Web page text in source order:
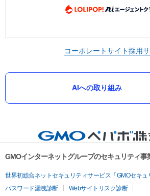
コーポレートサイト採用
AIへの取り組み
GMOインターネットグループのセキュリティ事
世界初総合ネットセキュリティサービス「GMOセキュ
パスワード漏洩診断
Webサイトリスク診断